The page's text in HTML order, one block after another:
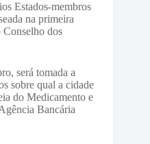
Estados-membros
na primeira
Conselho dos
será tomada a
sobre qual a cidade
do Medicamento e
Bancária